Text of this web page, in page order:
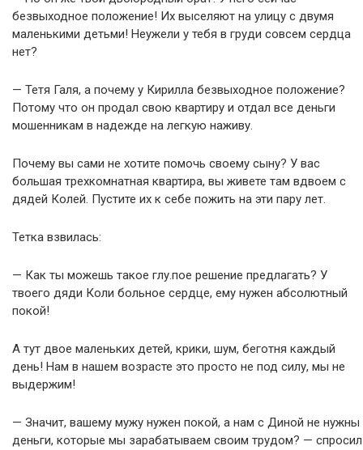
безвыходное положение! Их выселяют на улицу с двумя
маленькими детьми! Неужели у тебя в груди совсем сердца
нет?
— Тетя Галя, а почему у Кирилла безвыходное положение?
Потому что он продал свою квартиру и отдал все деньги
мошенникам в надежде на легкую наживу.
Почему вы сами не хотите помочь своему сыну? У вас
большая трехкомнатная квартира, вы живете там вдвоем с
дядей Колей. Пустите их к себе пожить на эти пару лет.
Тетка взвилась:
— Как ты можешь такое глу.пое решение предлагать? У
твоего дяди Коли больное сердце, ему нужен абсолютный
покой!
А тут двое маленьких детей, крики, шум, беготня каждый
день! Нам в нашем возрасте это просто не под силу, мы не
выдержим!
— Значит, вашему мужу нужен покой, а нам с Диной не нужны
деньги, которые мы зарабатываем своим трудом? — спросил